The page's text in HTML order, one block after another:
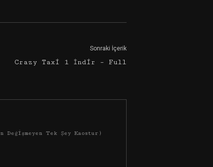
Sonraki İçerik
Crazy Taxi 1 İndir – Full
Değişmeyen Tek Şey Kaostur)